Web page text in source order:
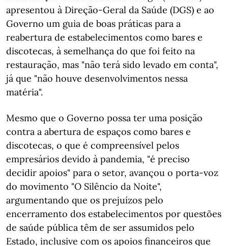
apresentou à Direção-Geral da Saúde (DGS) e ao
Governo um guia de boas práticas para a
reabertura de estabelecimentos como bares e
discotecas, à semelhança do que foi feito na
restauração, mas "não terá sido levado em conta",
já que "não houve desenvolvimentos nessa
matéria".
Mesmo que o Governo possa ter uma posição
contra a abertura de espaços como bares e
discotecas, o que é compreensível pelos
empresários devido à pandemia, "é preciso
decidir apoios" para o setor, avançou o porta-voz
do movimento "O Silêncio da Noite",
argumentando que os prejuízos pelo
encerramento dos estabelecimentos por questões
de saúde pública têm de ser assumidos pelo
Estado, inclusive com os apoios financeiros que